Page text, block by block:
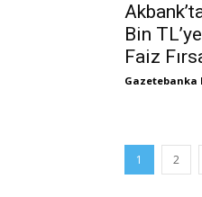
Bin
Faiz
Gazetebanka
1 2